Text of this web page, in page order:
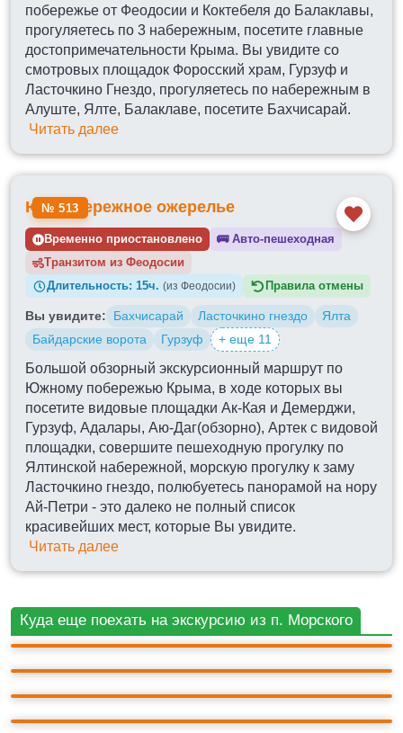
побережье от Феодосии и Коктебеля до Балаклавы,
прогуляетесь по 3 набережным, посетите главные
достопримечательности Крыма. Вы увидите со
смотровых площадок Форосский храм, Гурзуф и
Ласточкино Гнездо, прогуляетесь по набережным в
Алуште, Ялте, Балаклаве, посетите Бахчисарай.
Читать далее
№ 513
Южнобережное ожерелье
Временно приостановлено 🚌Авто-пешеходная
Транзитом из
Длительность:15ч. (из Феодосии) Правила отмены
Вы увидите: Бахчисарай Ласточкино гнездо
Ялта
Байдарские ворота
Гурзуф + еще 11
Большой обзорный экскурсионный маршрут по
Южному побережью Крыма, в ходе которых вы
посетите видовые площадки Ак-Кая и Демерджи,
Гурзуф, Адалары, Аю-Даг(обзорно), Артек с видовой
площадки, совершите пешеходную прогулку по
Ялтинской набережной, морскую прогулку к заму
Ласточкино гнездо, полюбуетесь панорамой на нору
Ай-Петри - это далеко не полный список
красивейших мест, которые Вы увидите.
Читать далее
Куда еще поехать на экскурсию из п. Морского
БАХЧИСАРАЙ
ЛАСТОЧКИНО ГНЕЗДО
ЯЛТА
БАЙДАРСКИЕ ВОРОТА
БАЛАКЛАВА